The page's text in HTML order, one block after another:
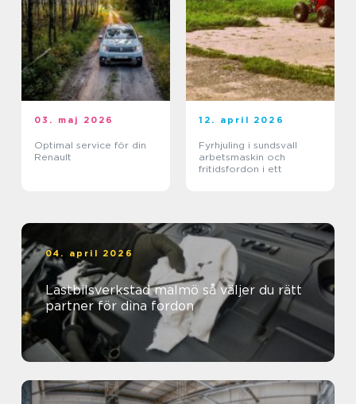
03. maj 2026
Optimal service för din
Renault
12. april 2026
Fyrhjuling i sundsvall
arbetsmaskin och
fritidsfordon i ett
04. april 2026
Lastbilsverkstad malmö så väljer du rätt
partner för dina fordon